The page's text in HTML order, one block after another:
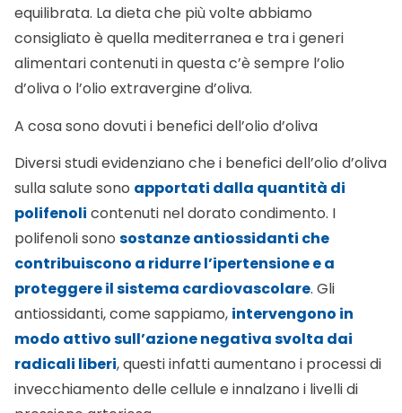
equilibrata. La dieta che più volte abbiamo
consigliato è quella mediterranea e tra i generi
alimentari contenuti in questa c’è sempre l’olio
d’oliva o l’olio extravergine d’oliva.
A cosa sono dovuti i benefici dell’olio d’oliva
Diversi studi evidenziano che i benefici dell’olio d’oliva
sulla salute sono apportati dalla quantità di
polifenoli contenuti nel dorato condimento. I
polifenoli sono sostanze antiossidanti che
contribuiscono a ridurre l’ipertensione e a
proteggere il sistema cardiovascolare. Gli
antiossidanti, come sappiamo, intervengono in
modo attivo sull’azione negativa svolta dai
radicali liberi, questi infatti aumentano i processi di
invecchiamento delle cellule e innalzano i livelli di